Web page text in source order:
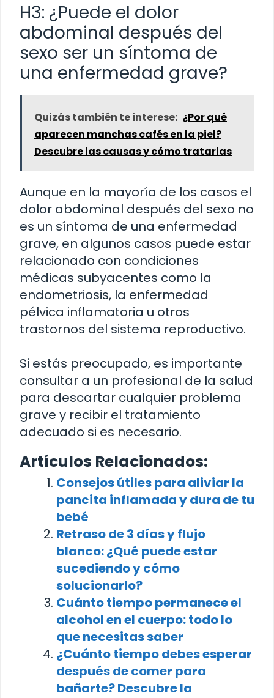
H3: ¿Puede el dolor
abdominal después del
sexo ser un síntoma de
una enfermedad grave?
Quizás también te interese: ¿Por qué
aparecen manchas cafés en la piel?
Descubre las causas y cómo tratarlas
Aunque en la mayoría de los casos el
dolor abdominal después del sexo no
es un síntoma de una enfermedad
grave, en algunos casos puede estar
relacionado con condiciones
médicas subyacentes como la
endometriosis, la enfermedad
pélvica inflamatoria u otros
trastornos del sistema reproductivo.
Si estás preocupado, es importante
consultar a un profesional de la salud
para descartar cualquier problema
grave y recibir el tratamiento
adecuado si es necesario.
Artículos Relacionados:
Consejos útiles para aliviar la
pancita inflamada y dura de tu
bebé
Retraso de 3 días y flujo
blanco: ¿Qué puede estar
sucediendo y cómo
solucionarlo?
Cuánto tiempo permanece el
alcohol en el cuerpo: todo lo
que necesitas saber
¿Cuánto tiempo debes esperar
después de comer para
bañarte? Descubre la